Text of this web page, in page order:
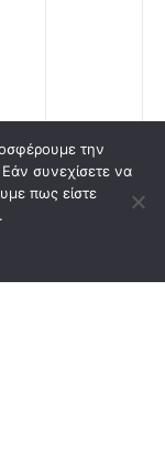
την
συνεχίσετε να
πως είστε